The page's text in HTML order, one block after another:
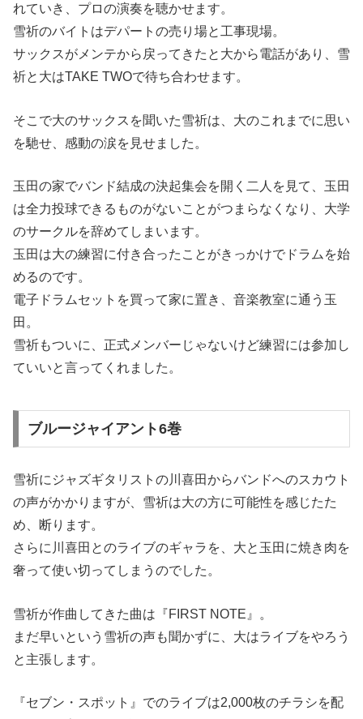
れていき、プロの演奏を聴かせます。
雪祈のバイトはデパートの売り場と工事現場。
サックスがメンテから戻ってきたと大から電話があり、雪
祈と大はTAKE TWOで待ち合わせます。
そこで大のサックスを聞いた雪祈は、大のこれまでに思い
を馳せ、感動の涙を見せました。
玉田の家でバンド結成の決起集会を開く二人を見て、玉田
は全力投球できるものがないことがつまらなくなり、大学
のサークルを辞めてしまいます。
玉田は大の練習に付き合ったことがきっかけでドラムを始
めるのです。
電子ドラムセットを買って家に置き、音楽教室に通う玉
田。
雪祈もついに、正式メンバーじゃないけど練習には参加し
ていいと言ってくれました。
ブルージャイアント6巻
雪祈にジャズギタリストの川喜田からバンドへのスカウト
の声がかかりますが、雪祈は大の方に可能性を感じたた
め、断ります。
さらに川喜田とのライブのギャラを、大と玉田に焼き肉を
奢って使い切ってしまうのでした。
雪祈が作曲してきた曲は『FIRST NOTE』。
まだ早いという雪祈の声も聞かずに、大はライブをやろう
と主張します。
『セブン・スポット』でのライブは2,000枚のチラシを配